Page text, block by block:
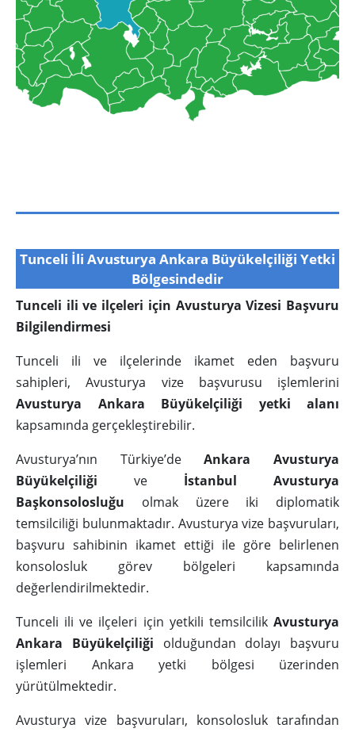
Tunceli İli Avusturya Ankara Büyükelçiliği Yetki
Bölgesindedir
Tunceli ili ve ilçeleri için Avusturya Vizesi Başvuru
Bilgilendirmesi
Tunceli ili ve ilçelerinde ikamet eden başvuru
sahipleri, Avusturya vize başvurusu işlemlerini
Avusturya Ankara Büyükelçiliği yetki alanı
kapsamında gerçekleştirebilir.
Avusturya’nın Türkiye’deAnkara Avusturya
Büyükelçiliği ve İstanbul Avusturya
Başkonsolosluğu olmak üzere iki diplomatik
temsilciliği bulunmaktadır. Avusturya vize başvuruları,
başvuru sahibinin ikamet ettiği ile göre belirlenen
konsolosluk görev bölgeleri kapsamında
değerlendirilmektedir.
Tunceli ili ve ilçeleri için yetkili temsilcilik Avusturya
Ankara Büyükelçiliği olduğundan dolayı başvuru
işlemleri Ankara yetki bölgesi üzerinden
yürütülmektedir.
Avusturya vize başvuruları, konsolosluk tarafından